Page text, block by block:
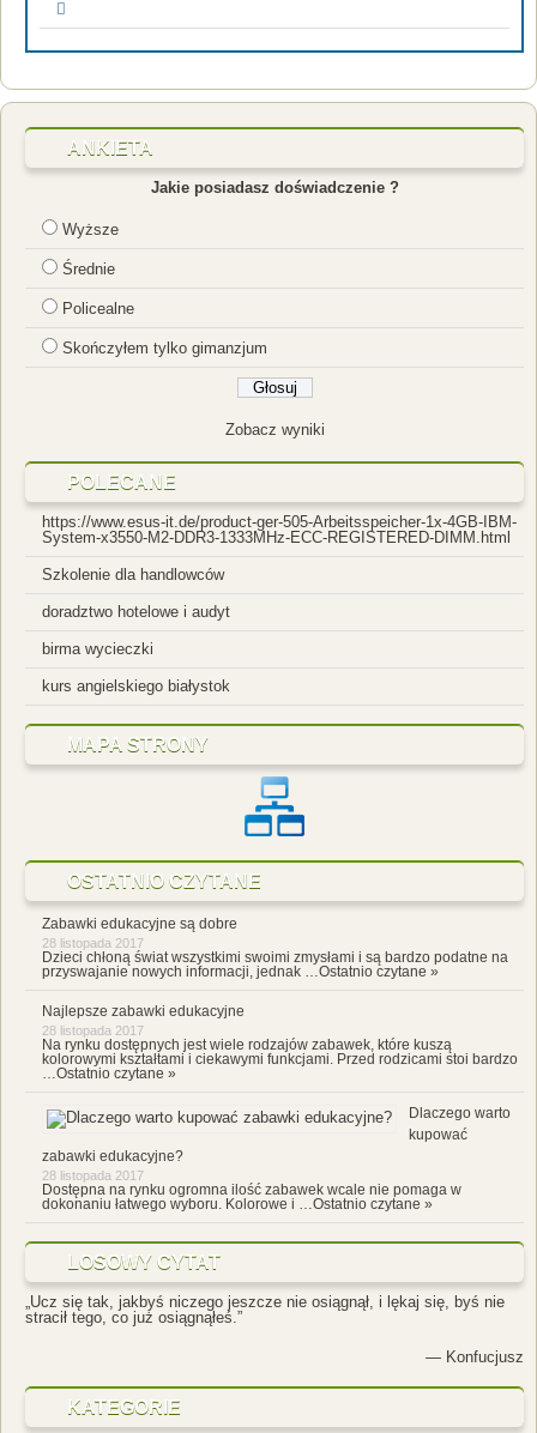
ANKIETA
Jakie posiadasz doświadczenie ?
Wyższe
Średnie
Policealne
Skończyłem tylko gimanzjum
Zobacz wyniki
POLECANE
https://www.esus-it.de/product-ger-505-Arbeitsspeicher-1x-4GB-IBM-
System-x3550-M2-DDR3-1333MHz-ECC-REGISTERED-DIMM.html
Szkolenie dla handlowców
doradztwo hotelowe i audyt
birma wycieczki
kurs angielskiego białystok
MAPA STRONY
OSTATNIO CZYTANE
Zabawki edukacyjne są dobre
28 listopada 2017
Dzieci chłoną świat wszystkimi swoimi zmysłami i są bardzo podatne na
przyswajanie nowych informacji, jednak … Ostatnio czytane »
Najlepsze zabawki edukacyjne
28 listopada 2017
Na rynku dostępnych jest wiele rodzajów zabawek, które kuszą
kolorowymi kształtami i ciekawymi funkcjami. Przed rodzicami stoi bardzo
Ostatnio czytane »
Dlaczego warto
kupować
zabawki edukacyjne?
28 listopada 2017
Dostępna na rynku ogromna ilość zabawek wcale nie pomaga w
dokonaniu łatwego wyboru. Kolorowe i … Ostatnio czytane »
LOSOWY CYTAT
„Ucz się tak, jakbyś niczego jeszcze nie osiągnął, i lękaj się, byś nie
stracił tego, co już osiągnąłeś.”
— Konfucjusz
KATEGORIE